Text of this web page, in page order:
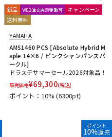
新品 WEB注文店頭受取可
キャンペーン
送料無料
YAMAHA
AMS1460 PCS [Absolute Hybrid M
aple 14×6 / ピンクシャンパンスパ
ークル]
ドラステサマーセール2026対象品！
販売価格¥69,300(税込)
ポイント：10%(6300pt)
ポイント
10%還元